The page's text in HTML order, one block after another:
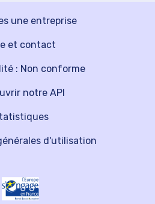
une entreprise
notre API
et contact
: Non conforme
d'utilisation